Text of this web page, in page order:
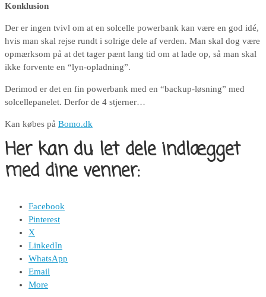
Konklusion
Der er ingen tvivl om at en solcelle powerbank kan være en god idé,
hvis man skal rejse rundt i solrige dele af verden. Man skal dog være
opmærksom på at det tager pænt lang tid om at lade op, så man skal
ikke forvente en “lyn-opladning”.
Derimod er det en fin powerbank med en “backup-løsning” med
solcellepanelet. Derfor de 4 stjerner…
Kan købes på Bomo.dk
Her kan du let dele indlægget
med dine venner:
Facebook
Pinterest
X
LinkedIn
WhatsApp
Email
More